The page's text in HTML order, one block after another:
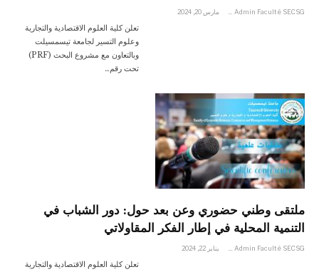
مارس 20, 2024
تعلن كلية العلوم الاقتصادية والتجارية
وعلوم التسير لجامعة تيسمسيلت
وبالتعاون مع مشروع البحث (PRF)
تحت رقم…
ملتقى وطني حضوري وعن بعد حول: دور الشباب في
التنمية المحلية في إطار الفكر المقاولاتي
Admin Faculté SECSG يناير 22, 2024
تعلن كلية العلوم الاقتصادية والتجارية